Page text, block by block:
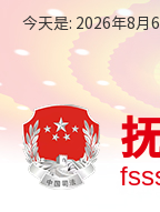
今天是: 2026年8月